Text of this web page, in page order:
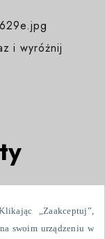
i wyróżnij

„Zaakceptuj”,
swoim urządzeniu w